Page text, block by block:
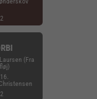
(Fra